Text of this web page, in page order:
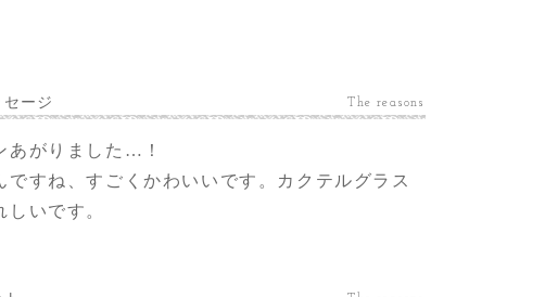
ージ The reasons
あがりました…！
すね、すごくかわいいです。カクテルグラス
いです。